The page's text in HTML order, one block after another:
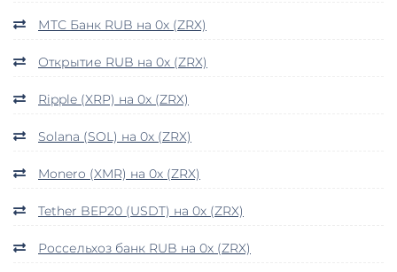
МТС Банк RUB на 0x (ZRX)
Открытие RUB на 0x (ZRX)
Ripple (XRP) на 0x (ZRX)
Solana (SOL) на 0x (ZRX)
Monero (XMR) на 0x (ZRX)
Tether BEP20 (USDT) на 0x (ZRX)
Россельхоз банк RUB на 0x (ZRX)